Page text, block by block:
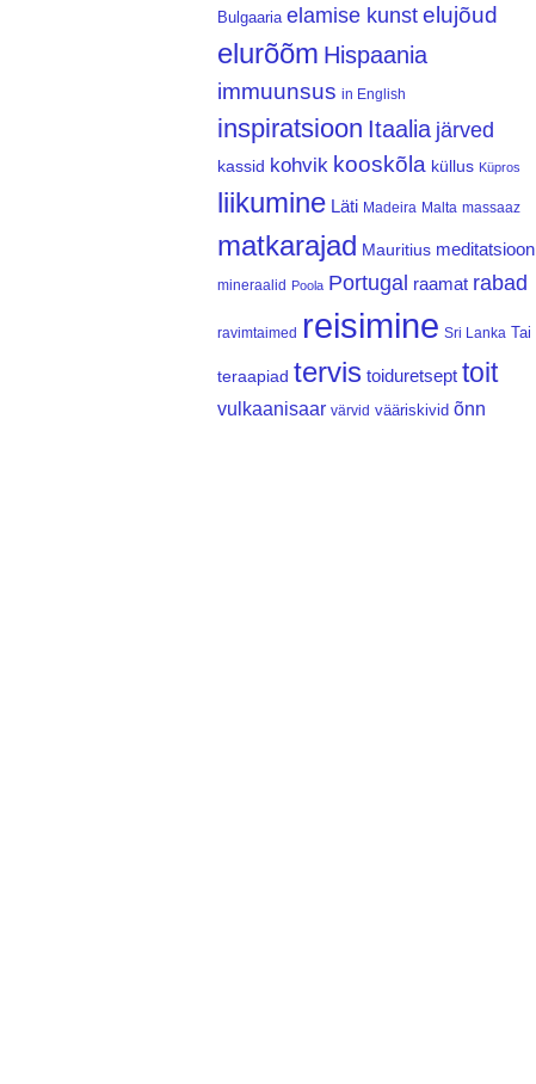
Bulgaaria elamise kunst elujõud
elurõõm Hispaania
immuunsus in English
inspiratsioon Itaalia järved
kassid kohvik kooskõla küllus Küpros
liikumine Läti Madeira Malta massaaz
matkarajad Mauritius meditatsioon
mineraalid Poola Portugal raamat rabad
ravimtaimed reisimine Sri Lanka Tai
teraapiad tervis toiduretsept toit
vulkaanisaar värvid vääriskivid õnn